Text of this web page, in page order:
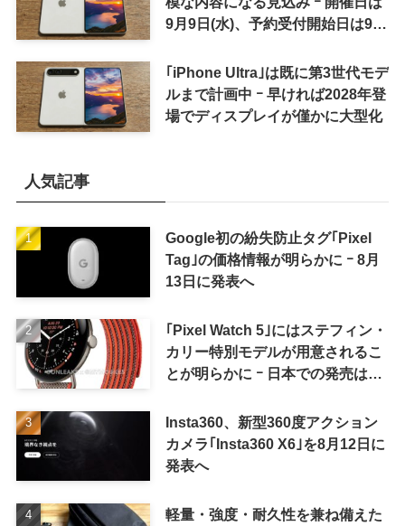
9月9日(水)、予約受付開始日は9月
｢iPhone Ultra｣は既に第3世代モデ
ルまで計画中 ｰ 早ければ2028年登
場でディスプレイが僅かに大型化
人気記事
Google初の紛失防止タグ｢Pixel
Tag｣の価格情報が明らかに ｰ 8月
13日に発表へ
｢Pixel Watch 5｣にはステフィン・
カリー特別モデルが用意されるこ
とが明らかに ｰ 日本での発売は期
Insta360、新型360度アクション
カメラ｢Insta360 X6｣を8月12日に
発表へ
軽量・強度・耐久性を兼ね備えた